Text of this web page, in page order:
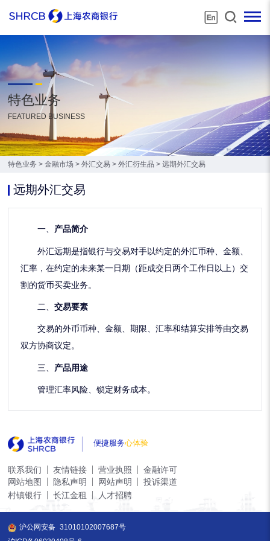
特色业务
FEATURED BUSINESS
特色业务 >金融市场 >外汇交易 >外汇衍生品 >远期外汇交易
远期外汇交易
一、 产品简介
外汇远期是指银行与交易对手以约定的外汇币种、金额、
汇率，在约定的未来某一日期（距成交日两个工作日以上）交
割的货币买卖业务。
二、交易要素
交易的外币币种、金额、期限、汇率和结算安排等由交易
双方协商议定。
三、 产品用途
管理汇率风险、锁定财务成本。
便捷服务心体验
联系我们 友情链接 营业执照
金融许可
网站地图
隐私声明 网站声明
投诉渠道
村镇银行
长江金租 人才招聘
沪公网安备 31010102007687号